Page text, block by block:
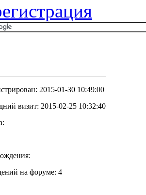
2015-01-30 10:49:00
визит: 2015-02-25 10:32:40
на форуме: 4